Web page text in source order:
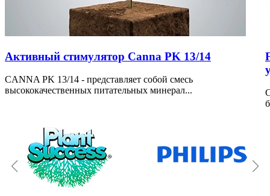
Активный стимулятор Canna PK 13/14
CANNA PK 13/14 - представляет собой смесь
высококачественных питательных минерал...